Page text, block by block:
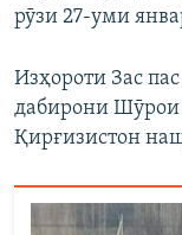
рӯзи 27-уми
Изҳороти Зас
дабирони Шӯрои
Қирғизистон